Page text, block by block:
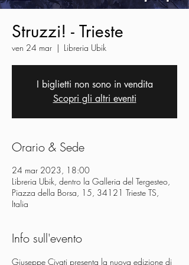
Struzzi! - Trieste
ven 24 mar
  |
Libreria Ubik
I biglietti non sono in vendita
Scopri gli altri eventi
Orario & Sede
24 mar 2023, 18:00
Libreria Ubik, dentro la Galleria del Tergesteo,
Piazza della Borsa, 15, 34121 Trieste TS,
Italia
Info sull'evento
Giuseppe Civati presenta la nuova edizione di